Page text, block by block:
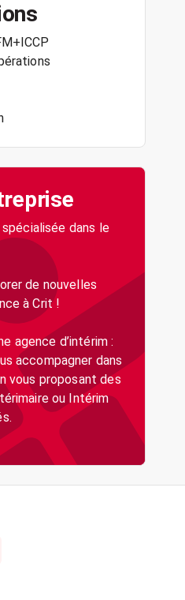
dans le
de nouvelles
à Crit !
agence d’intérim :
accompagner dans
vous proposant des
ou Intérim